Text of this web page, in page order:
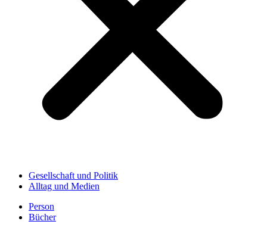
Gesellschaft und Politik
Alltag und Medien
Person
Bücher